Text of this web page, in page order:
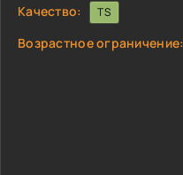
Качество: TS
Возрастное ограничение: